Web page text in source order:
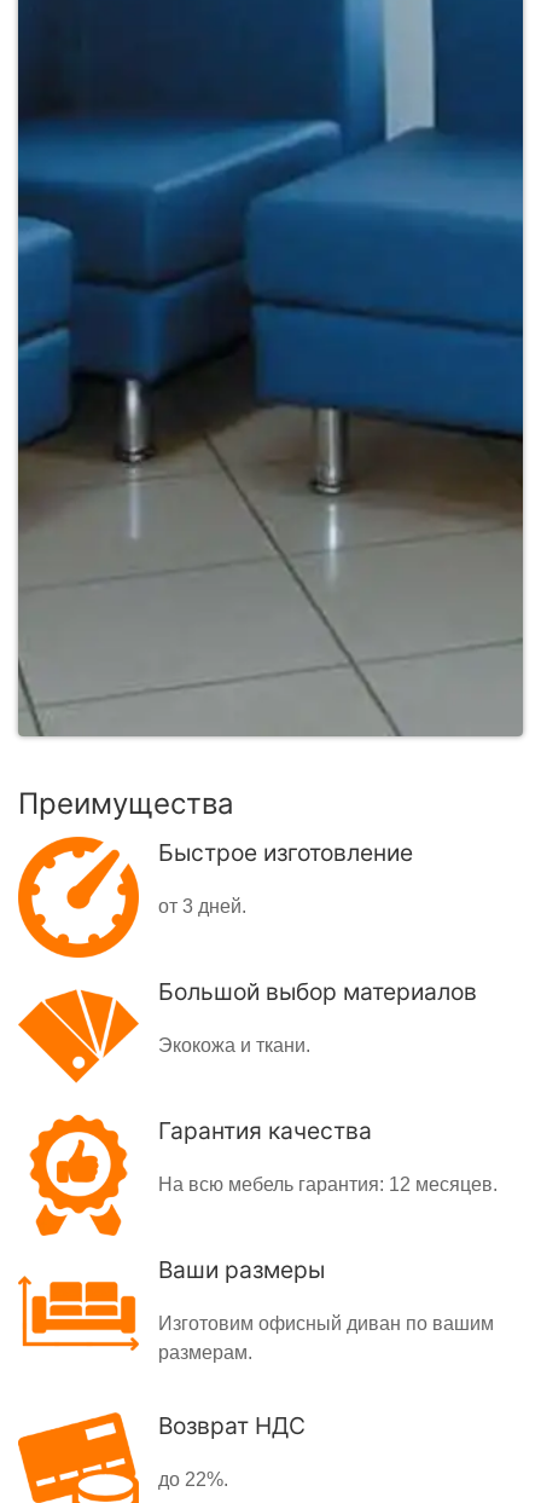
Преимущества
Быстрое изготовление
от 3 дней.
Большой выбор материалов
Экокожа и ткани.
Гарантия качества
На всю мебель гарантия: 12 месяцев.
Ваши размеры
Изготовим офисный диван по вашим
размерам.
Возврат НДС
до 22%.